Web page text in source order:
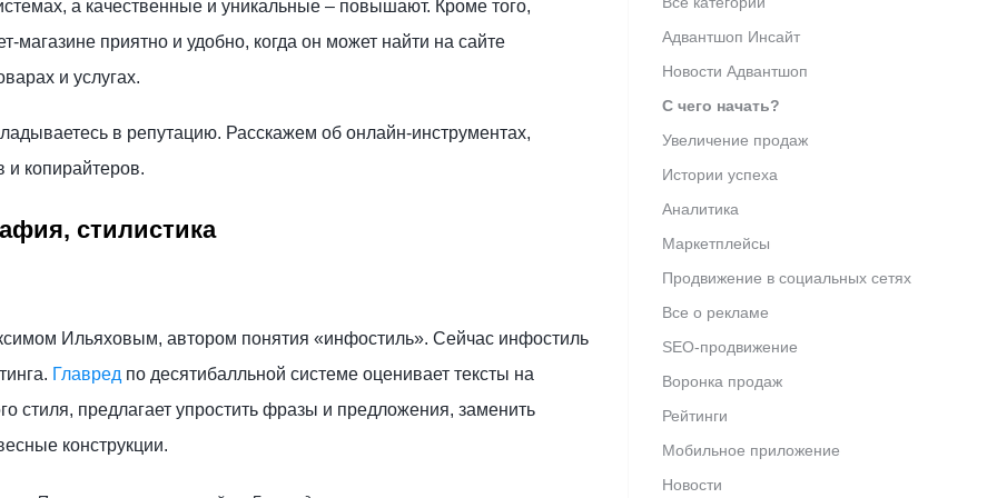
Адвантшоп Инсайт
Новости Адвантшоп
С чего начать?
Увеличение продаж
Истории успеха
Аналитика
Маркетплейсы
Продвижение в социальных сетях
Все о рекламе
SEO-продвижение
Воронка продаж
Рейтинги
Мобильное приложение
Новости
а качественные и уникальные – повышают. Кроме того,
магазине приятно и удобно, когда он может найти на сайте
и услугах.
в репутацию. Расскажем об онлайн-инструментах,
и копирайтеров.
стилистика
Ильяховым, автором понятия «инфостиль». Сейчас инфостиль
Главред по десятибалльной системе оценивает тексты на
стиля, предлагает упростить фразы и предложения, заменить
конструкции.